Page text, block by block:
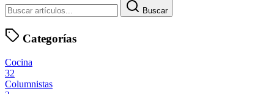
Buscar
Categorías
Cocina
32
Columnistas